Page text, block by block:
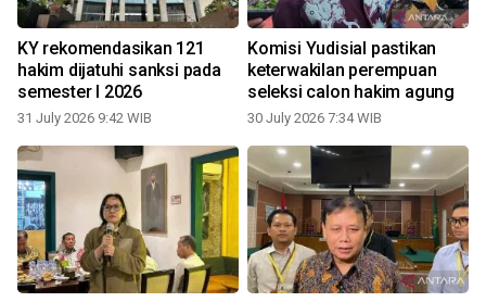
KY rekomendasikan 121
hakim dijatuhi sanksi pada
semester I 2026
31 July 2026 9:42 WIB
Komisi Yudisial pastikan
keterwakilan perempuan
seleksi calon hakim agung
30 July 2026 7:34 WIB